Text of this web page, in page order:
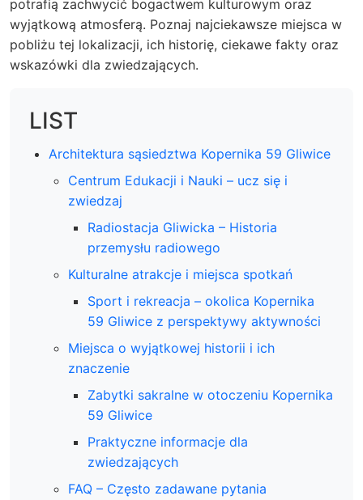
potrafią zachwycić bogactwem kulturowym oraz
wyjątkową atmosferą. Poznaj najciekawsze miejsca w
pobliżu tej lokalizacji, ich historię, ciekawe fakty oraz
wskazówki dla zwiedzających.
LIST
Architektura sąsiedztwa Kopernika 59 Gliwice
Centrum Edukacji i Nauki – ucz się i
zwiedzaj
Radiostacja Gliwicka – Historia
przemysłu radiowego
Kulturalne atrakcje i miejsca spotkań
Sport i rekreacja – okolica Kopernika
59 Gliwice z perspektywy aktywności
Miejsca o wyjątkowej historii i ich
znaczenie
Zabytki sakralne w otoczeniu Kopernika
59 Gliwice
Praktyczne informacje dla
zwiedzających
FAQ – Często zadawane pytania